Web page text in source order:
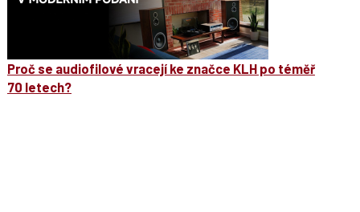
Proč se audiofilové vracejí ke značce KLH po téměř
70 letech?